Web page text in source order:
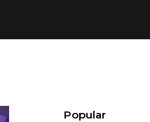
Popular